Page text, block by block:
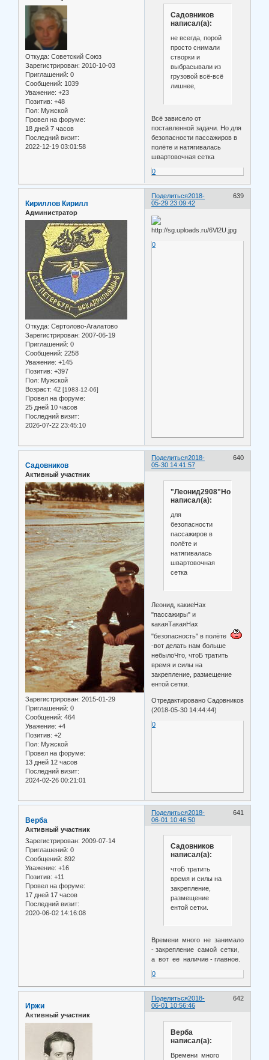
Откуда: Советский Союз
Зарегистрирован: 2010-10-03
Приглашений: 0
Сообщений: 1039
Уважение: +23
Позитив: +48
Пол: Мужской
Провел на форуме:
18 дней 7 часов
Последний визит:
2022-12-19 03:01:58
Садовников
написал(а):
не всегда, порой
просто снимали
створки и
выбрасывали из
грузовой всё-всё
лишнее,
Всё зависело от
поставленной задачи. Но для
безопасности пассажиров в
полёте и натягивалась
швартовочная сетка
0
Поделиться 639
2018-
05-29 23:09:42
Кириллов Кирилл
Администратор
Откуда: Сертолово-Агалатово
Зарегистрирован: 2007-06-19
Приглашений: 0
Сообщений: 2258
Уважение: +145
Позитив: +397
Пол: Мужской
Возраст: 42 [1983-12-06]
Провел на форуме:
25 дней 10 часов
Последний визит:
2026-07-22 23:45:10
0
Поделиться 640
2018-
05-30 14:41:57
Садовников
Активный участник
Зарегистрирован: 2015-01-29
Приглашений: 0
Сообщений: 464
Уважение: +4
Позитив: +2
Пол: Мужской
Провел на форуме:
13 дней 12 часов
Последний визит:
2024-02-26 00:21:01
"Леонид2908"Но
написал(а):
для
безопасности
пассажиров в
полёте и
натягивалась
швартовочная
сетка
Леонид, какиеНах
"пассажиры" и
какаяТакаяНах
"безопасность" в полёте
-вот делать нам больше
небылоЧто, чтоБ тратить
время и силы на
закрепление, размещение
ентой сетки.
Отредактировано Садовников
(2018-05-30 14:44:44)
0
Поделиться 641
2018-
06-01 10:46:50
Верба
Активный участник
Зарегистрирован: 2009-07-14
Приглашений: 0
Сообщений: 892
Уважение: +16
Позитив: +11
Провел на форуме:
17 дней 17 часов
Последний визит:
2020-06-02 14:16:08
Садовников
написал(а):
чтоБ тратить
время и силы на
закрепление,
размещение
ентой сетки.
Времени много не занимало
- закрепление самой сетки,
а вот ее наличие - главное.
0
Поделиться 642
2018-
06-01 10:56:46
Иржи
Активный участник
Верба
написал(а):
Времени много